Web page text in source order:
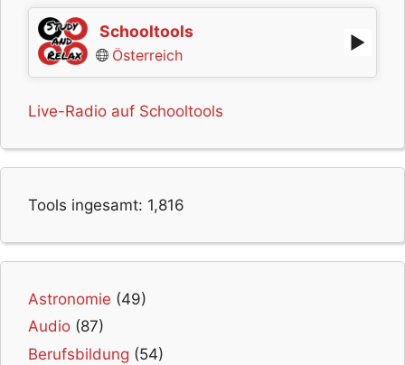
Schooltools
Österreich
Live-Radio auf Schooltools
Tools ingesamt: 1,816
Astronomie (49)
Audio (87)
Berufsbildung (54)